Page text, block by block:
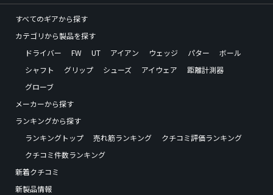
すべてのギアから探す
カテゴリから製品を探す
ドライバー
FW UT アイアン ウェッジ パター
ボール
シャフト
グリップ シューズ アイウェア
距離計測器
グローブ
メーカーから探す
ランキングから探す
ランキングトップ
売れ筋ランキング
クチコミ評価ランキング
クチコミ件数ランキング
新着クチコミ
新製品情報